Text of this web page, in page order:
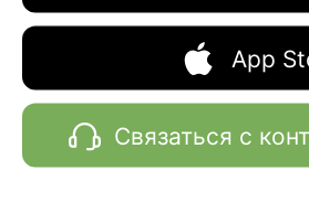
App
Связаться с